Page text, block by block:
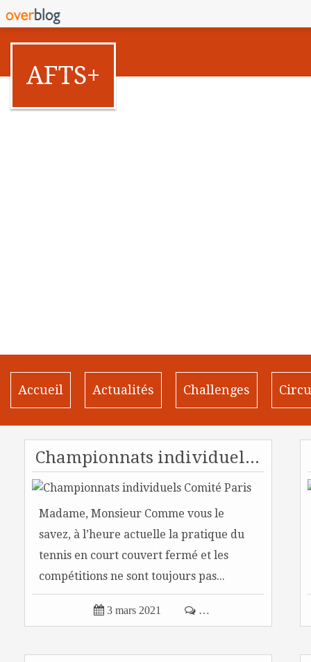
AFTS+
Accueil Actualités Challenges
Championnats individuels Comité Paris
Madame, Monsieur Comme vous le
savez, à l’heure actuelle la pratique du
tennis en court couvert fermé et les
compétitions ne sont toujours pas...
 3 mars 2021  …